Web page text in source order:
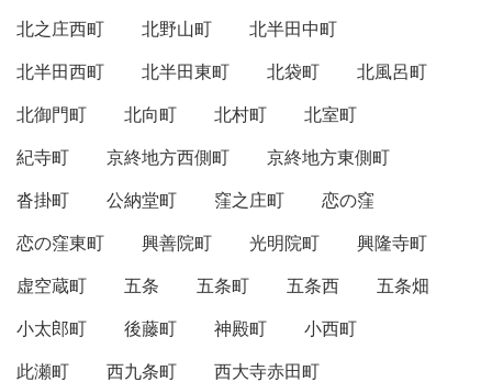
北之庄西町
北野山町
北半田中町
北半田西町
北半田東町 北袋町
北風呂町
北御門町
北向町 北村町
北室町
紀寺町
京終地方西側町
京終地方東側町
沓掛町
公納堂町 窪之庄町
恋の窪
恋の窪東町
興善院町 光明院町
興隆寺町
虚空蔵町
五条 五条町 五条西
五条畑
小太郎町
後藤町 神殿町
小西町
此瀬町
西九条町 西大寺赤田町